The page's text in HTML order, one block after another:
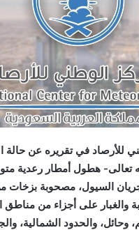
للأرصاد في تقريره عن
تعالى- هطول أمطار رعدية
السيول، مصحوبة بزخات
والغبار على أجزاء من مناطق
وحائل، والحدود الشمالية،